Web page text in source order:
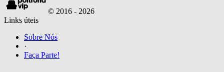
© 2016 - 2026
Links úteis
Sobre Nós
·
Faça Parte!